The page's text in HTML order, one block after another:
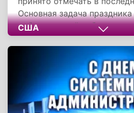
Основная задача
работодателей набирать
студентов и выпускников и
труд. Такая идея
США